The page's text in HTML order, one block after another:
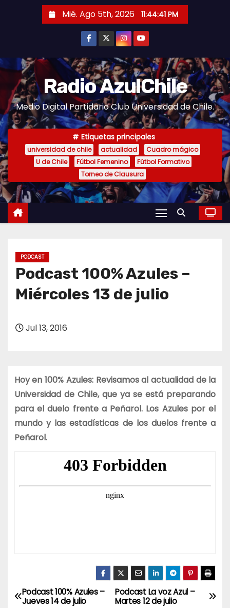
a
l
c
o
n
t
e
n
d
Mié. Ago 5th, 2026 11:44:42 PM
Radio AzulChile
Medio Digital Partidario Club Universidad de Chile.
Etiquetas principales
universidad de chile actualidad
Cuadro mágico
U de Chile
Fútbol Femenino
Fútbol Formativo
Torneo de Clausura
PODCAST
Podcast 100% Azules –
Miércoles 13 de julio
Jul 13, 2016
Hoy en 100% Azules: Revisamos al actualidad de la
Universidad de Chile, que ya se está preparando
para el duelo frente a Peñarol. Los Azules por el
mundo y las estadísticas de los duelos frente a
Peñarol.
N
Podcast La voz Azul –
Martes 12 de julio
Podcast 100% Azules –
Jueves 14 de julio